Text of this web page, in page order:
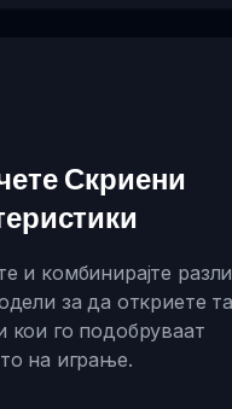
Скриени
и комбинирајте
за да откриете
кои го подобруваат
на играње.